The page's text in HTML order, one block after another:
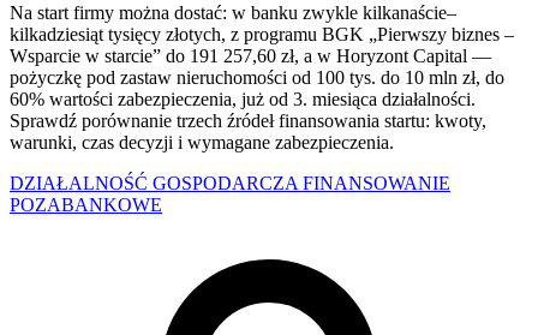
Na start firmy można dostać: w banku zwykle kilkanaście–
kilkadziesiąt tysięcy złotych, z programu BGK „Pierwszy biznes –
Wsparcie w starcie” do 191 257,60 zł, a w Horyzont Capital —
pożyczkę pod zastaw nieruchomości od 100 tys. do 10 mln zł, do
60% wartości zabezpieczenia, już od 3. miesiąca działalności.
Sprawdź porównanie trzech źródeł finansowania startu: kwoty,
warunki, czas decyzji i wymagane zabezpieczenia.
DZIAŁALNOŚĆ GOSPODARCZA FINANSOWANIE
POZABANKOWE